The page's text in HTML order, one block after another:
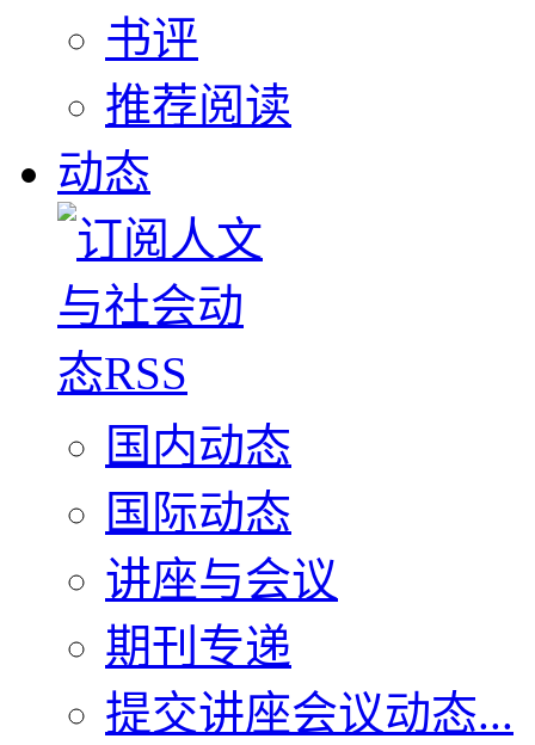
书评
推荐阅读
动态
国内动态
国际动态
讲座与会议
期刊专递
提交讲座会议动态...